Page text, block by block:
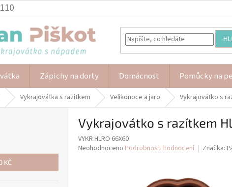
Zápichy na dorty Domácnost Pomůcky na
Vykrajovátka s razítkem Velikonoce a jaro Vykrajovátko s
KČ
Vykrajovátko s razítkem
VYKR HLRO 66X60
Průměrné
Neohodnoceno Podrobnosti hodnocení Značka: